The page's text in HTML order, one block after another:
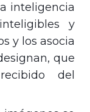
inteligencia
y
y los asocia
que
del